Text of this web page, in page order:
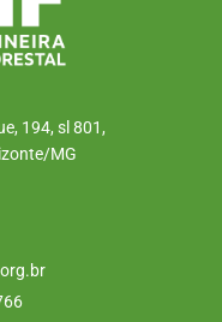
194, sl 801,
MG